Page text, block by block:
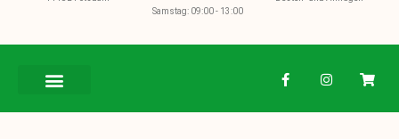
Samstag: 09:00 - 13:00